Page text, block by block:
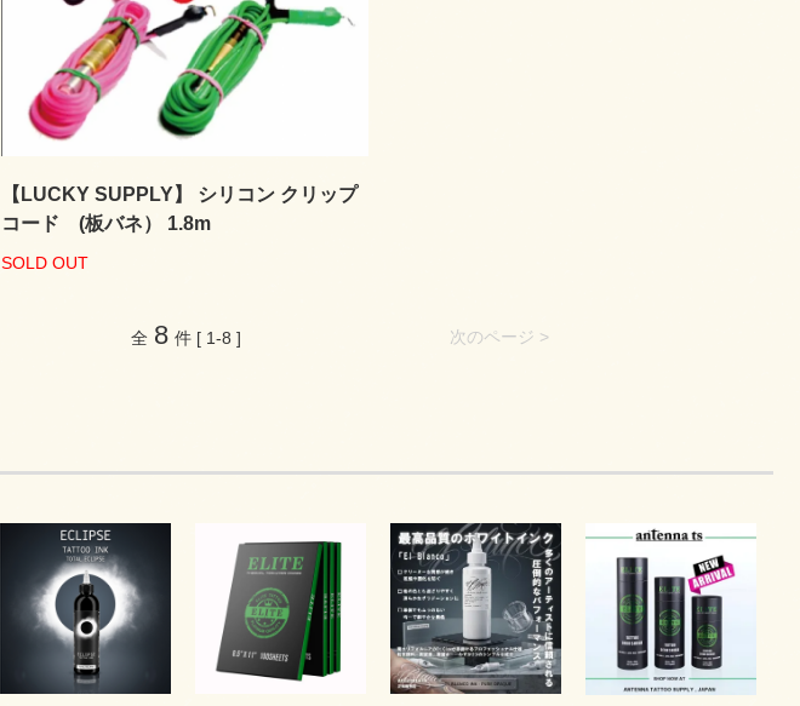
【LUCKY SUPPLY】 シリコン クリップ
コード (板バネ） 1.8m
SOLD OUT
次のページ >
全 8 件 [ 1-8 ]